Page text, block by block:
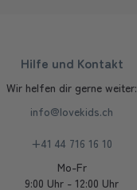
Hilfe und Kontakt
Wir helfen dir gerne weiter:
info@lovekids.ch
+41 44 716 16 10
Mo-Fr
9:00 Uhr - 12:00 Uhr